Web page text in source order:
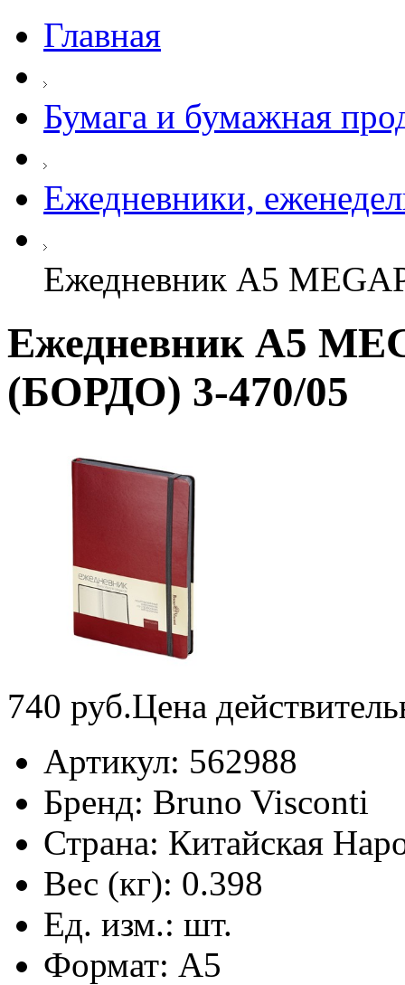
Главная
Бумага и бумажная
Ежедневники,
Ежедневник А5
Ежедневник А5
(БОРДО) 3-470/05
740 руб.Цена
Артикул: 562988
Бренд: Bruno Visconti
Страна: Китайская
Вес (кг): 0.398
Ед. изм.: шт.
Формат: А5